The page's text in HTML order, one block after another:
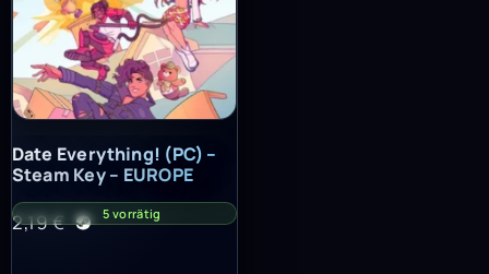
Date Everything! (PC) – Steam Key – EUROPE
Date Everything! (PC) –
Steam Key – EUROPE
2,19€ 5 vorrätig